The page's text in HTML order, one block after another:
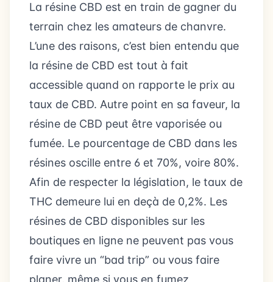
La résine CBD est en train de gagner du
terrain chez les amateurs de chanvre.
L’une des raisons, c’est bien entendu que
la résine de CBD est tout à fait
accessible quand on rapporte le prix au
taux de CBD. Autre point en sa faveur, la
résine de CBD peut être vaporisée ou
fumée. Le pourcentage de CBD dans les
résines oscille entre 6 et 70%, voire 80%.
Afin de respecter la législation, le taux de
THC demeure lui en deçà de 0,2%. Les
résines de CBD disponibles sur les
boutiques en ligne ne peuvent pas vous
faire vivre un “bad trip” ou vous faire
planer, même si vous en fumez